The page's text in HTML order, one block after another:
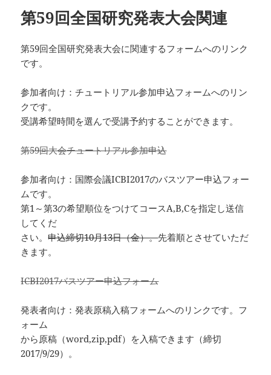
ー
第59回全国研究発表大会関連
第59回全国研究発表大会に関連するフォームへのリンク
です。
参加者向け：チュートリアル参加申込フォームへのリン
クです。
受講希望時間を選んで受講予約することができます。
第59回大会チュートリアル参加申込
参加者向け：国際会議ICBI2017のバスツアー申込フォー
ムです。
第1～第3の希望順位をつけてコースA,B,Cを指定し送信
してくだ
さい。申込締切10月13日（金）。先着順とさせていただ
きます。
ICBI2017バスツアー申込フォーム
発表者向け：発表原稿入稿フォームへのリンクです。フ
ォーム
から原稿（word,zip,pdf）を入稿できます（締切
2017/9/29）。